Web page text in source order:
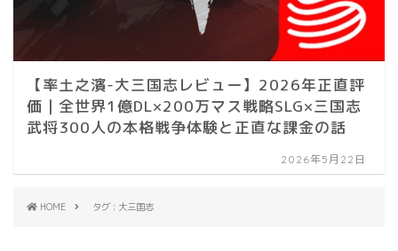
【率土之濱-大三国志レビュー】2026年正直評
価｜全世界1億DL×200万マス戦略SLG×三国志
武将300人の本格戦争体験と正直な課金の話
2026年5月22日
HOME タグ : 大三国志